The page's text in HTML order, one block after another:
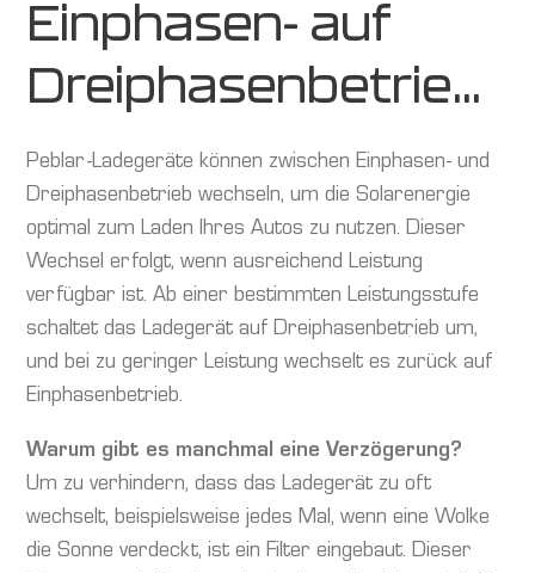
Einphasen- auf
Dreiphasenbetrieb?
Peblar-Ladegeräte können zwischen Einphasen- und
Dreiphasenbetrieb wechseln, um die Solarenergie
optimal zum Laden Ihres Autos zu nutzen. Dieser
Wechsel erfolgt, wenn ausreichend Leistung
verfügbar ist. Ab einer bestimmten Leistungsstufe
schaltet das Ladegerät auf Dreiphasenbetrieb um,
und bei zu geringer Leistung wechselt es zurück auf
Einphasenbetrieb.
Warum gibt es manchmal eine Verzögerung?
Um zu verhindern, dass das Ladegerät zu oft
wechselt, beispielsweise jedes Mal, wenn eine Wolke
die Sonne verdeckt, ist ein Filter eingebaut. Dieser